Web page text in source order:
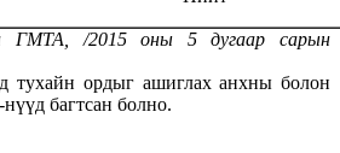
ГМТА, /2015 оны 5 дугаар сарын
тухайн ордыг ашиглах анхны болон
багтсан болно.